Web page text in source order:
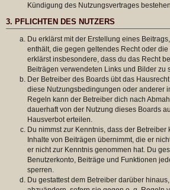
Kündigung des Nutzungsvertrages
3. PFLICHTEN DES NUTZERS
Du erklärst mit der Erstellung eines
enthält, die gegen geltendes Recht oder
erklärst insbesondere, dass du das Recht
Beiträgen verwendeten Links und Bilder zu
Der Betreiber des Boards übt das
diese Nutzungsbedingungen oder anderer
Regeln kann der Betreiber dich nach
dauerhaft von der Nutzung dieses Boards
Hausverbot erteilen.
Du nimmst zur Kenntnis, dass der Betreiber
Inhalte von Beiträgen übernimmt, die er
er nicht zur Kenntnis genommen hat. Du
Benutzerkonto, Beiträge und Funktionen
sperren.
Du gestattest dem Betreiber darüber